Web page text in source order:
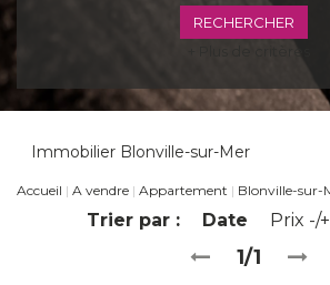
+ Plus de critères
Immobilier Blonville-sur-Mer
Accueil A vendre Appartement Blonville-sur-
Trier par : Date Prix -/+
1/1